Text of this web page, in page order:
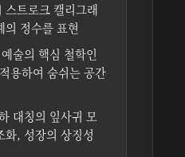
스트로크 캘리그래
의 정수를 표현
술의 핵심 철학인
용하여 숨쉬는 공간
대칭의 잎사귀 모
화, 성장의 상징성